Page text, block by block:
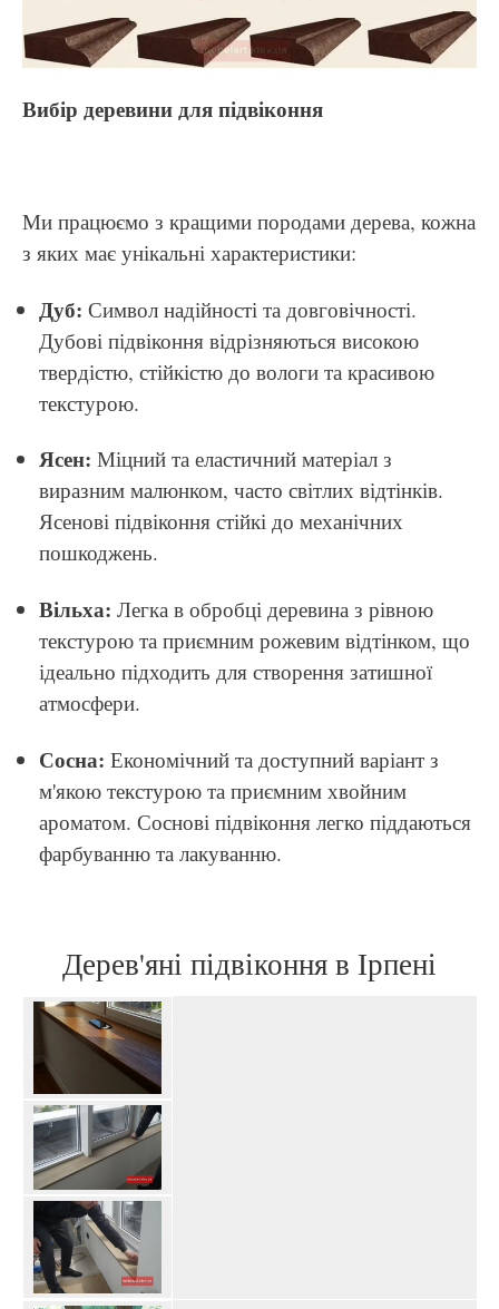
Вибір деревини для підвіконня
Ми працюємо з кращими породами дерева, кожна
з яких має унікальні характеристики:
Дуб: Символ надійності та довговічності.
Дубові підвіконня відрізняються високою
твердістю, стійкістю до вологи та красивою
текстурою.
Ясен: Міцний та еластичний матеріал з
виразним малюнком, часто світлих відтінків.
Ясенові підвіконня стійкі до механічних
пошкоджень.
Вільха: Легка в обробці деревина з рівною
текстурою та приємним рожевим відтінком, що
ідеально підходить для створення затишної
атмосфери.
Сосна: Економічний та доступний варіант з
м'якою текстурою та приємним хвойним
ароматом. Соснові підвіконня легко піддаються
фарбуванню та лакуванню.
Дерев'яні підвіконня в Ірпені